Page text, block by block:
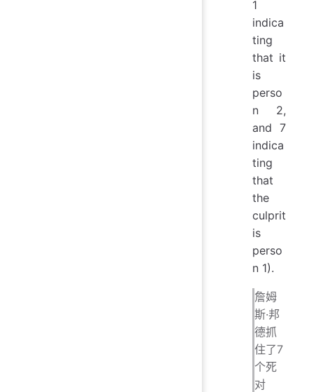
1
indica
ting
that it
is
perso
n 2,
and 7
indica
ting
that
the
culprit
is
perso
n 1).
詹姆
斯·邦
德抓
住了7
个死
对